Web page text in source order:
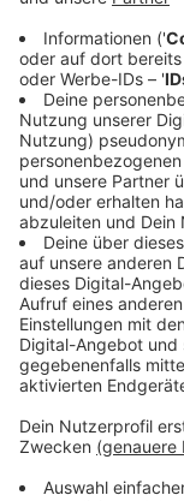
Wo kann ich
Anzeige
und anderen
kann man sich in
testen lassen.
Umsetzung der
viele Ärzte und
kostenlos
zudem unter der
erfragen.